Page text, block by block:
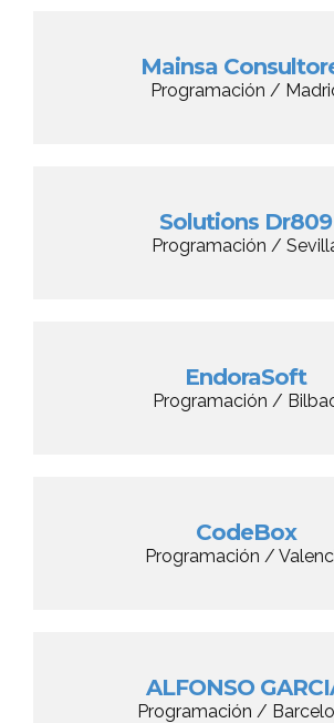
Mainsa
Programación /
Solutions Dr809
Programación /
EndoraSoft
Programación /
CodeBox
Programación /
ALFONSO
Programación /